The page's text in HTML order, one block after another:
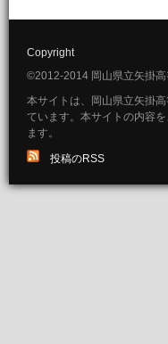
Copyright
©2012-2014 岡山県立矢掛高
本サイトは、岡山県立矢掛
ています。本サイトの内容
ます。
投稿のRSS